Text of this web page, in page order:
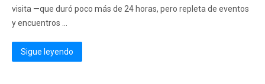
visita —que duró poco más de 24 horas, pero repleta de eventos
y encuentros ...
Sigue leyendo